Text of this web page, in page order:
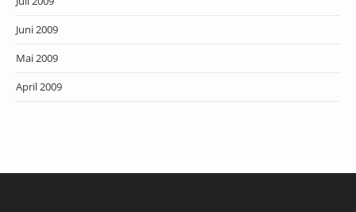
Juni 2009
Mai 2009
April 2009